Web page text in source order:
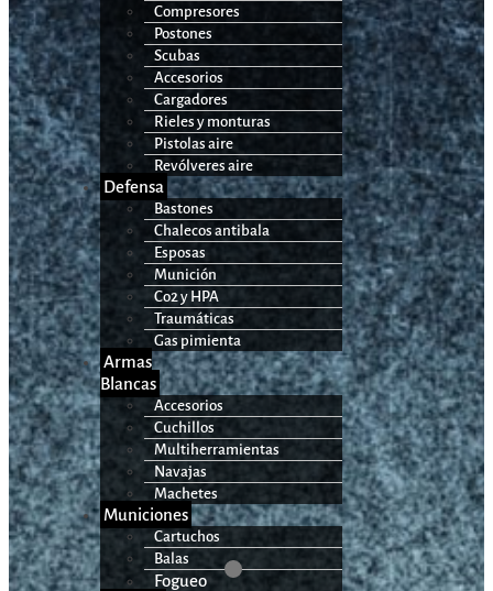
Compresores
Postones
Scubas
Accesorios
Cargadores
Rieles y monturas
Pistolas aire
Revólveres aire
Defensa
Bastones
Chalecos antibala
Esposas
Munición
Co2 y HPA
Traumáticas
Gas pimienta
Armas
Blancas
Accesorios
Cuchillos
Multiherramientas
Navajas
Machetes
Municiones
Cartuchos
Balas
Fogueo